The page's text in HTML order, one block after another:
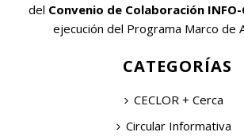
del Convenio de Colaboración INFO-
ejecución del Programa Marco de
CATEGORÍAS
CECLOR + Cerca
Circular Informativa